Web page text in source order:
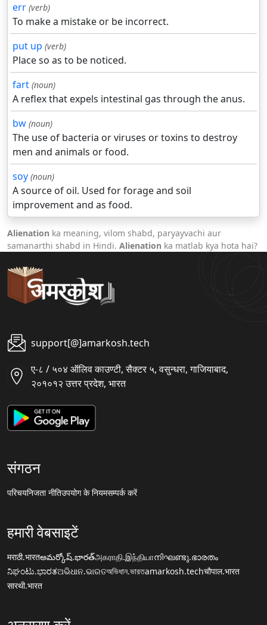
err (verb)
To make a mistake or be incorrect.
put up (verb)
Place so as to be noticed.
fart (noun)
A reflex that expels intestinal gas through the anus.
bw (noun)
The use of bacteria or viruses or toxins to destroy
men and animals or food.
soy (noun)
A source of oil. Used for forage and soil
improvement and as food.
Alienation ka meaning, vilom shabd, paryayvachi aur
samanarthi shabd in Hindi. Alienation ka matlab kya hota hai?
support[@]amarkosh.tech
ए-८ / ५०४ ऑलिव काउण्टी, सैक्टर ५, वसुन्धरा, गाजियाबाद,
२०१०१२ उत्तर प्रदेश, भारत
संगठन
परिचयनिजता नीतिउपयोग के नियमसम्पर्क करें
हमारी वेबसाइटें
मराठी.भारतఅమర్కోష్.భారత్அகராதி.இந்தியாനിഘണ്ടു.ഭാരതം
ನಿಘಂಟು.ಭಾರತଅଭିଧାନ.ଭାରତঅভিধান.ভারতamarkosh.techचौपाल.भारत
सारथी.भारत